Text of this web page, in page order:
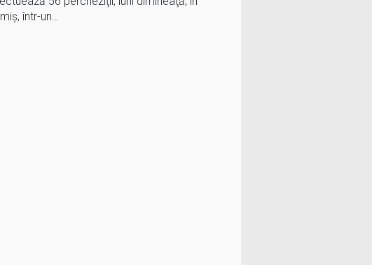
într-un…